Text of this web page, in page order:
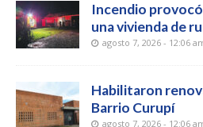
Incendio
una vivienda de
agosto 7, 2026 - 12:06
Habilitaron
Barrio Curupí
agosto 7, 2026 - 12:06